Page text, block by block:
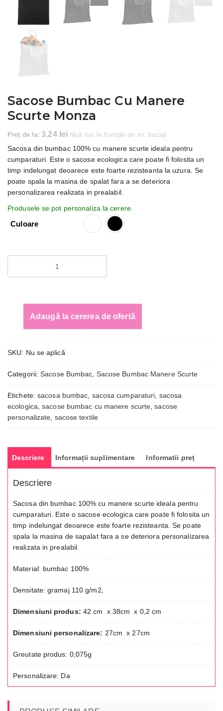
Sacose Bumbac Cu Manere
Scurte Monza
Preț de la:3,24 lei fără tva în funcție de nr. bucați
Sacosa din bumbac 100% cu manere scurte ideala pentru
cumparaturi. Este o sacose ecologica care poate fi folosita un
timp indelungat deoarece este foarte rezisteanta la uzura. Se
poate spala la masina de spalat fara a se deteriora
personalizarea realizata in prealabil.
Culoare
manere
Adaugă la cererea de ofertă
SKU: Nu se aplică
Categorii:Sacose Bumbac, Sacose Bumbac Manere Scurte
Etichete: sacosa bumbac, sacosa cumparaturi, sacosa
ecologica,sacose bumbac cu manere scurte,sacose
personalizate, sacose textile
Descriere Informații suplimentare Informatii preț
Descriere
Sacosa din bumbac 100% cu manere scurte ideala pentru
cumparaturi. Este o sacose ecologica care poate fi folosita un
timp indelungat deoarece este foarte rezisteanta. Se poate
spala la masina de sapalat fara a se deteriora personalizarea
realizata in prealabil.
Material: bumbac 100%
Densitate: gramaj 110 g/m2,
Dimensiuni produs: 42 cm x 38cm x 0,2 cm
Dimensiuni personalizare: 27cm x 27cm
Greutate produs: 0,075g
Personalizare: Da